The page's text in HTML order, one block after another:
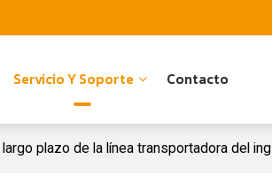
Servicio Y Soporte Contacto
plazo de la línea transportadora del ing